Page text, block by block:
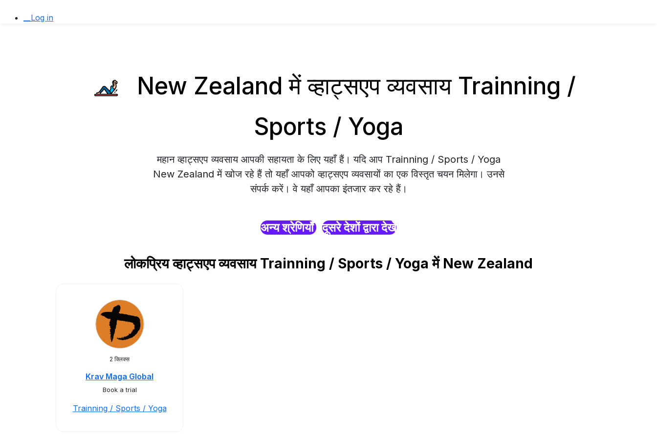
__Log in
New Zealand में व्हाट्सएप व्यवसाय Trainning /
Sports / Yoga
महान व्हाट्सएप व्यवसाय आपकी सहायता के लिए यहाँ हैं। यदि आप Trainning / Sports / Yoga
New Zealand में खोज रहे हैं तो यहाँ आपको व्हाट्सएप व्यवसायों का एक विस्तृत चयन मिलेगा। उनसे
संपर्क करें। वे यहाँ आपका इंतजार कर रहे हैं।
अन्य श्रेणियाँ दूसरे देशों द्वारा देखें
लोकप्रिय व्हाट्सएप व्यवसाय Trainning / Sports / Yoga में New Zealand
2 क्लिक्स
Krav Maga Global
Book a trial
Trainning / Sports / Yoga